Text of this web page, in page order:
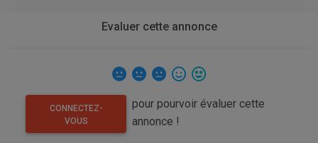
Evaluer cette annonce
CONNECTEZ-
VOUS
pour pourvoir évaluer cette
annonce !